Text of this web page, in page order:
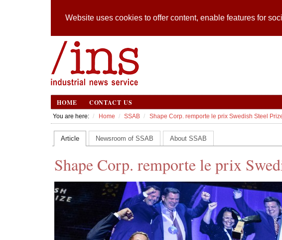
Website uses cookies to offer content, enable features for
HOME CONTACT US
You are here: Home SSAB Shape Corp. remporte le prix Swedish Steel
Article Newsroom of SSAB About SSAB
Shape Corp. remporte le prix